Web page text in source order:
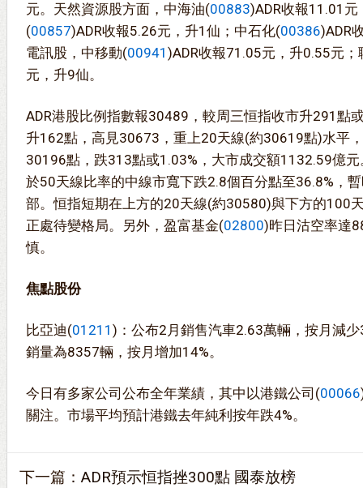
元。天然資源股方面，中海油(00883)ADR收報11.01
(00857)ADR收報5.26元，升1仙；中石化(00386)ADR
電訊股，中移動(00941 )ADR收報71.05元，升0.55元；
元，升9仙。
ADR港股比例指數報30489，較周三恒指收市升291點
升162點，高見30673，重上20天線(約30619點)水平
30196點，跌313點或1.03%，大市成交額1132.59億
於50天線比率的中線市寬下跌2.8個百分點至36.8%，
部。恒指短期在上方的20天線(約30580)與下方的100
正處待變格局。另外，盈富基金(02800)昨日沽空率達
慎。
焦點股份
比亞迪(01211 )：公布2月銷售汽車2.63萬輛，按月減
銷量為8357輛，按月增加14%。
今日有多家公司公布全年業績，其中以港鐵公司(00066
關注。市場平均預計港鐵去年純利按年跌4%。
下一篇： ADR預示恒指挫300點 國泰放榜